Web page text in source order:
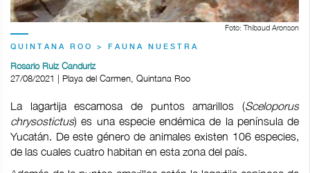
Foto: Thibaud Aronson
QUINTANA ROO > FAUNA NUESTRA
Rosario Ruiz Canduriz
27/08/2021 | Playa del Carmen, Quintana Roo
La lagartija escamosa de puntos amarillos (Sceloporus
chrysostictus) es una especie endémica de la península de
Yucatán. De este género de animales existen 106 especies,
de las cuales cuatro habitan en esta zona del país.